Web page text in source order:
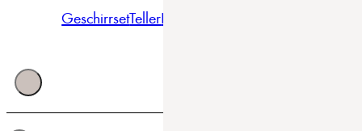
GeschirrsetTellerBowls & Schüsseln